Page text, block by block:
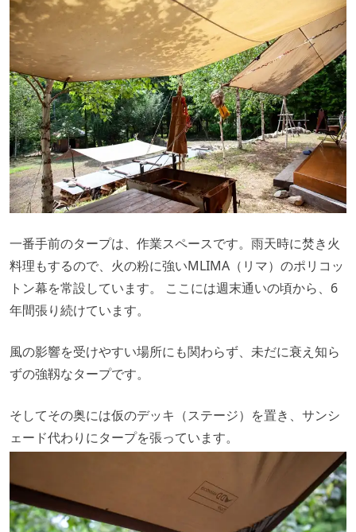
一番手前のタープは、作業スペースです。雨天時に焚き火
料理もするので、火の粉に強いMLIMA（リマ）のポリコッ
トン幕を常設しています。 ここには週末通いの頃から、6
年間張り続けています。
風の影響を受けやすい場所にも関わらず、未だに衰え知ら
ずの強靱なタープです。
そしてその奥には仮のデッキ（ステージ）を置き、サンシ
ェード代わりにタープを張っています。